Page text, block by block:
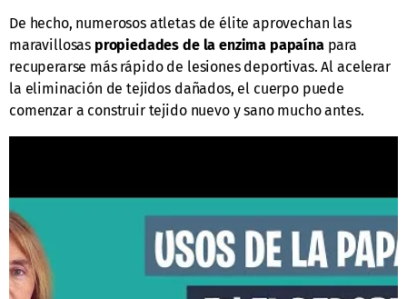
De hecho, numerosos atletas de élite aprovechan las
maravillosas propiedades de la enzima papaínapara
recuperarse más rápido de lesiones deportivas. Al acelerar
la eliminación de tejidos dañados, el cuerpo puede
comenzar a construir tejido nuevo y sano mucho antes.